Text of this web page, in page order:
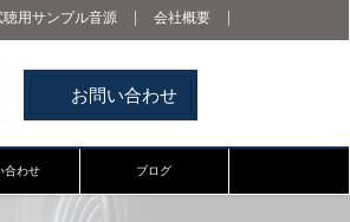
聴用サンプル音源 会社概要
お問い合わせ
合わせ ブログ